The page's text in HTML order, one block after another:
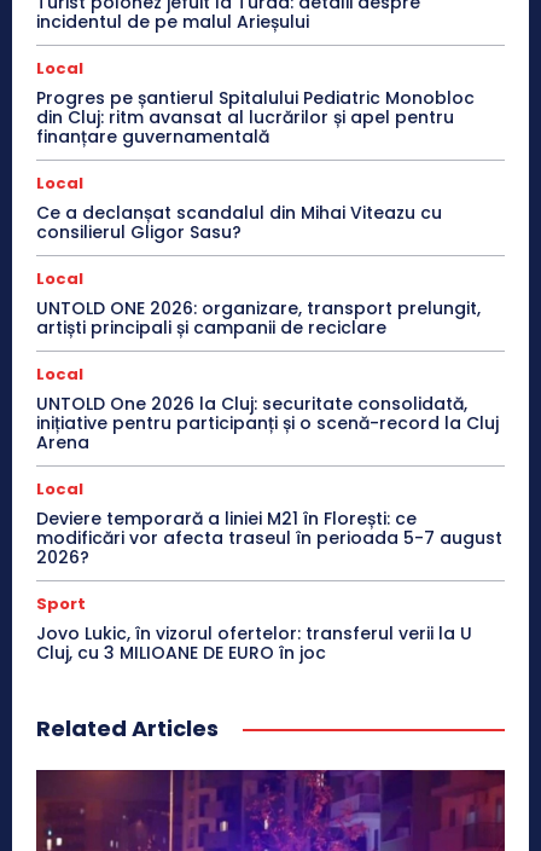
incidentul de pe malul Arieșului
Local
Progres pe șantierul Spitalului Pediatric Monobloc
din Cluj: ritm avansat al lucrărilor și apel pentru
finanțare guvernamentală
Local
Ce a declanșat scandalul din Mihai Viteazu cu
consilierul Gligor Sasu?
Local
UNTOLD ONE 2026: organizare, transport prelungit,
artiști principali și campanii de reciclare
Local
UNTOLD One 2026 la Cluj: securitate consolidată,
inițiative pentru participanți și o scenă-record la Cluj
Arena
Local
Deviere temporară a liniei M21 în Florești: ce
modificări vor afecta traseul în perioada 5-7 august
2026?
Sport
Jovo Lukic, în vizorul ofertelor: transferul verii la U
Cluj, cu 3 MILIOANE DE EURO în joc
Related Articles